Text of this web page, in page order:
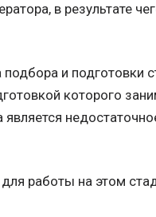
в результате
и подготовки
которого
работы на этом